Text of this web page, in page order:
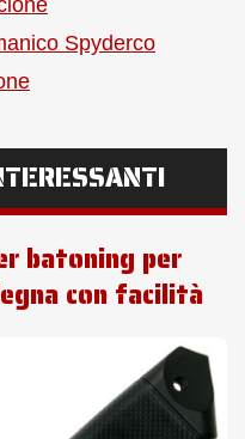
Spyderco
batoning per
con facilità